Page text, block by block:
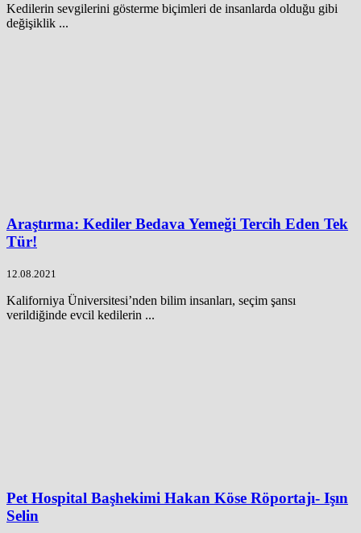
Kedilerin sevgilerini gösterme biçimleri de insanlarda olduğu gibi
değişiklik ...
Araştırma: Kediler Bedava Yemeği Tercih Eden Tek
Tür!
12.08.2021
Kaliforniya Üniversitesi’nden bilim insanları, seçim şansı
verildiğinde evcil kedilerin ...
Pet Hospital Başhekimi Hakan Köse Röportajı- Işın
Selin